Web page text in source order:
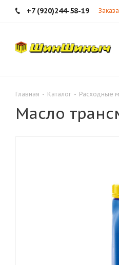
+7 (920)244-58-19
Главная - Каталог - Расходные
Масло